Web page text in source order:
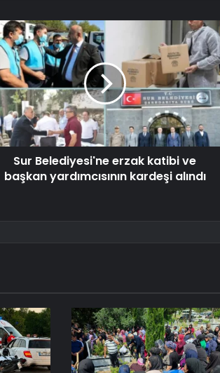
Sur Belediyesi'ne erzak katibi ve
başkan yardımcısının kardeşi alındı